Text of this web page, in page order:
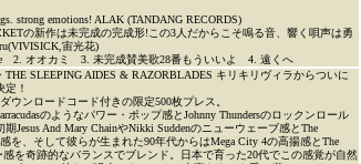
strong emotions! ALAK (TANDANG RECORDS)
の新作は未完成の完成形!この3人だからこそ鳴る音、響く唄声は勇
宙光花)
2. オオカミ 3. 未完成賛美歌28番もういいよ 4. 遠くへ
SLEEPING AIDES & RAZORBLADES キリキリヴィラからついに
定！
ウンロードコード付きの限定500枚プレス。
のようなパワー・ポップ感とJohnny Thundersのロックンロール
Jesus And Mary ChainやNikki Suddenのニューウェーブ感とThe
感を、そして彼らが生まれた90年代からはMega City 4の高揚感とThe
感を奇跡的なバランスでブレンド。日本で育った20代でこの感覚が自然